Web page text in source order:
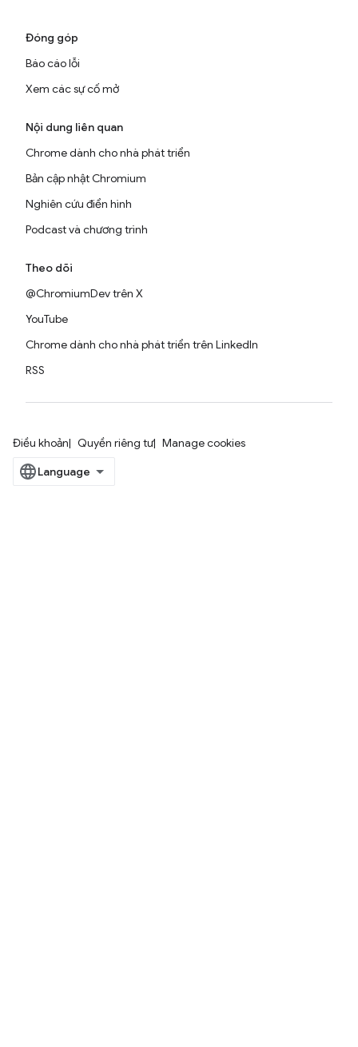
Đóng góp
Báo cáo lỗi
Xem các sự cố mở
Nội dung liên quan
Chrome dành cho nhà phát triển
Bản cập nhật Chromium
Nghiên cứu điển hình
Podcast và chương trình
Theo dõi
@ChromiumDev trên X
YouTube
Chrome dành cho nhà phát triển trên LinkedIn
RSS
Điều khoản Quyền riêng tư Manage cookies